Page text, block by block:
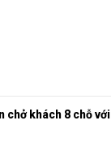
chở khách 8 chỗ